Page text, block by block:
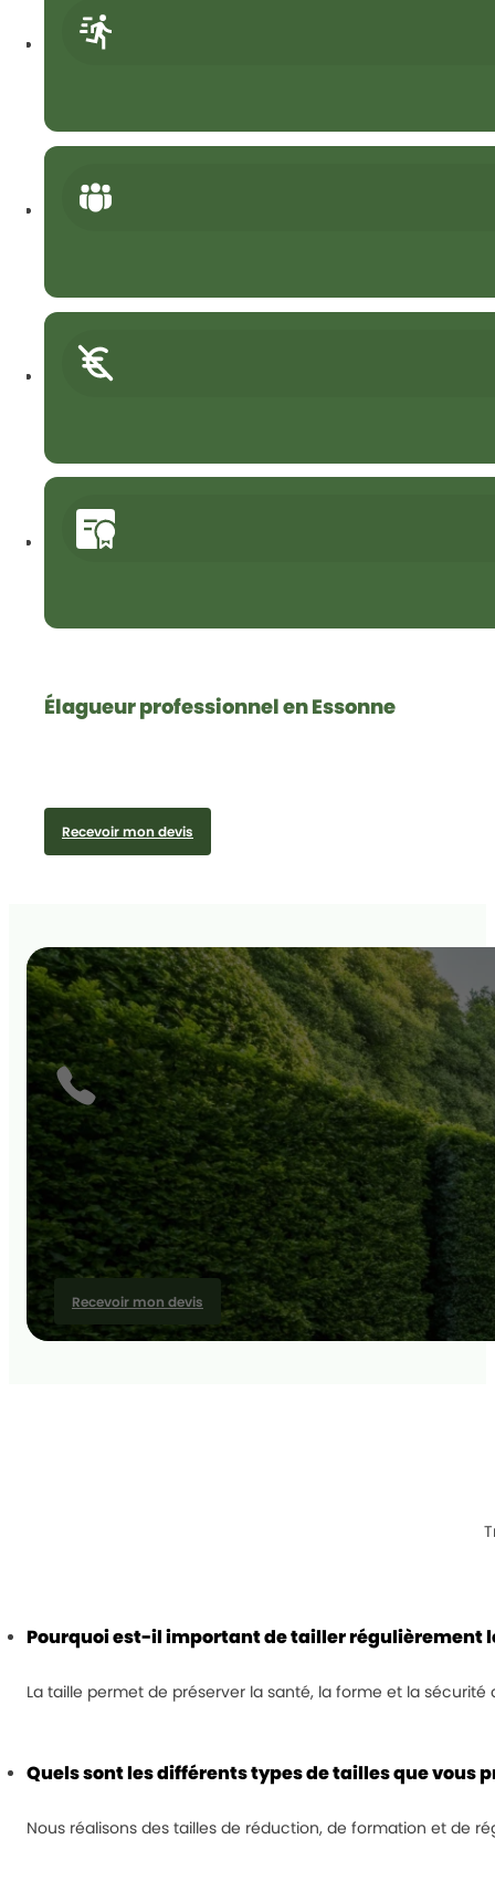
Élagueur professionnel en Essonne
Recevoir mon devis
Recevoir mon devis
Pourquoi est-il important de tailler régulièrement
La taille permet de préserver la santé, la forme et la sécurité
Quels sont les différents types de tailles que vous
Nous réalisons des tailles de réduction, de formation et de